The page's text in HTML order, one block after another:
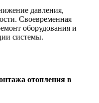
давления,
Своевременная
оборудования и
системы.
отопления в